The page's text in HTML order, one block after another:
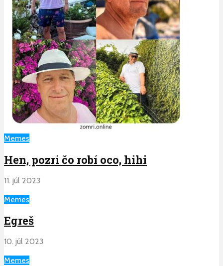
Memes
Hen, pozri čo robí oco, hihi
11. júl 2023
Memes
Egreš
10. júl 2023
Memes